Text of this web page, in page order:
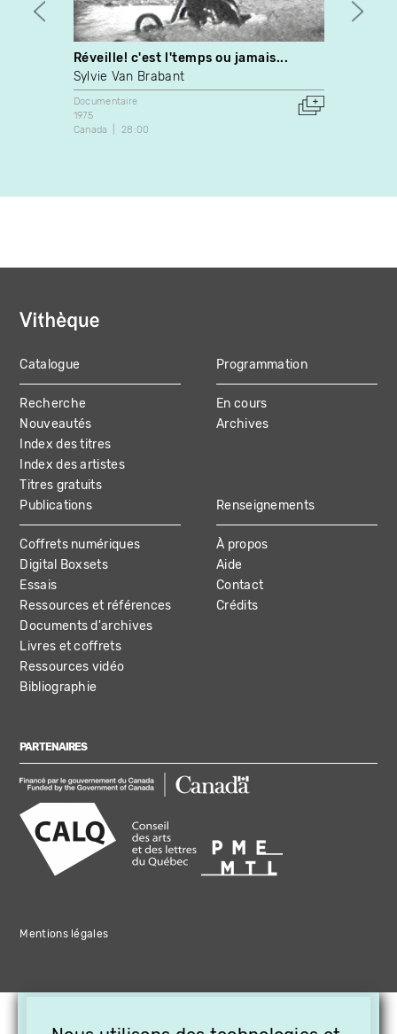
Réveille! c'est l'temps ou jamais...
Sylvie Van Brabant
Documentaire
1975
Canada
28:00
MAIN
NAVIGATION
Catalogue
Recherche
Nouveautés
Index des titres
Index des artistes
Titres gratuits
Programmation
En cours
Archives
Publications
Coffrets numériques
Digital Boxsets
Essais
Ressources et références
Documents d'archives
Livres et coffrets
Ressources vidéo
Bibliographie
Renseignements
À propos
Aide
Contact
Crédits
PARTENAIRES
Mentions légales